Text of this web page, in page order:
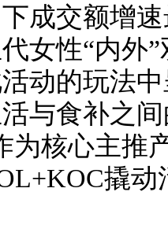
成交额增
女性“内外
动的玩法
与食补之间
为核心主推
撬